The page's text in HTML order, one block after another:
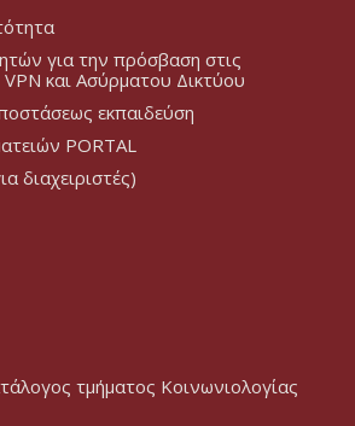
για την πρόσβαση στις
και Ασύρματου Δικτύου
εκπαιδεύση
PORTAL
διαχειριστές)
τμήματος Κοινωνιολογίας